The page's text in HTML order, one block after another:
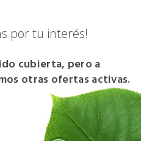
por tu interés!
cubierta, pero a
otras ofertas activas.